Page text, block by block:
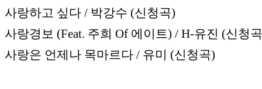
사랑하고 싶다 / 박강수 (신청곡)
사랑경보 (Feat. 주희 Of 에이트) / H-유진 (신청
사랑은 언제나 목마르다 / 유미 (신청곡)